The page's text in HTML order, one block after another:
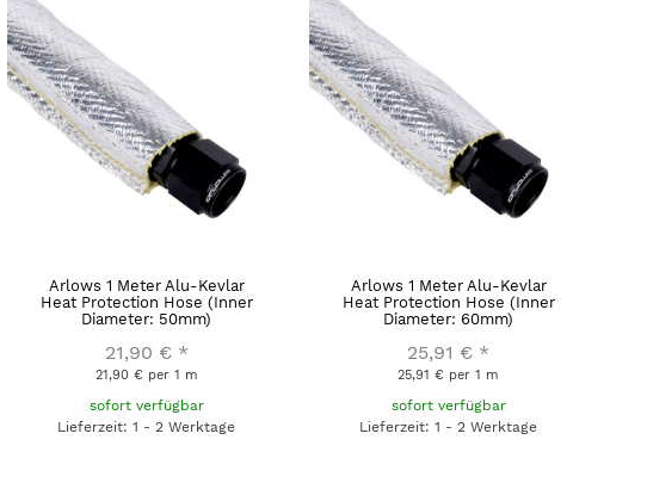
Arlows 1 Meter Alu-Kevlar
Heat Protection Hose (Inner
Diameter: 50mm)
21,90 € *
21,90 € per 1 m
sofort verfügbar
Lieferzeit: 1 - 2 Werktage
Arlows 1 Meter Alu-Kevlar
Heat Protection Hose (Inner
Diameter: 60mm)
25,91 € *
25,91 € per 1 m
sofort verfügbar
Lieferzeit: 1 - 2 Werktage